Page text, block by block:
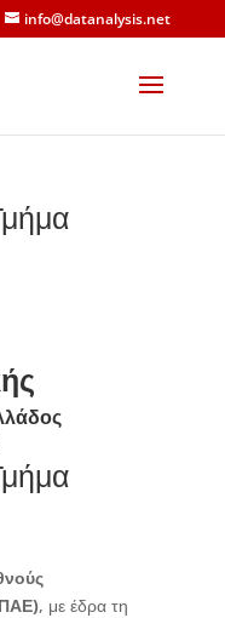
info@datanalysis.net
, με έδρα τη